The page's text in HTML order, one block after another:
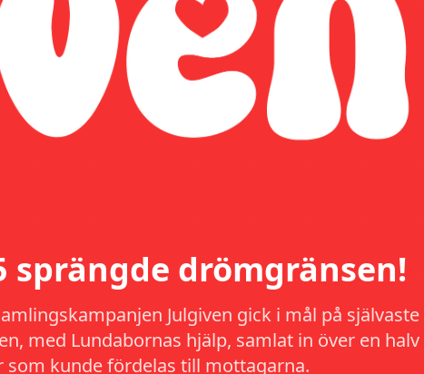
sprängde drömgränsen!
Julgiven gick i mål på självaste
med Lundabornas hjälp, samlat in över en halv
kunde fördelas till mottagarna.